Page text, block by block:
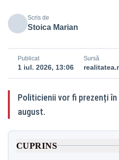
Scris de
Stoica Marian
Publicat
1 iul. 2026, 13:06
Sursă
Politicienii vor fi prezenți
august.
CUPRINS